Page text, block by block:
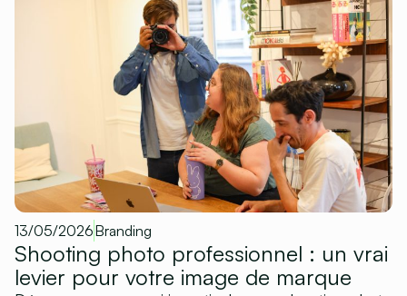
13/05/2026Branding
Shooting photo professionnel : un vrai
levier pour votre image de marque